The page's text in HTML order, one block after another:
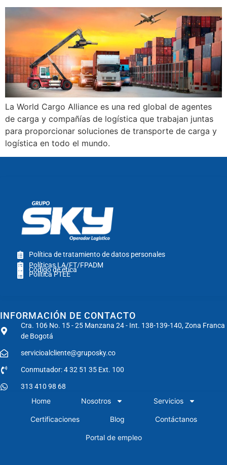
La World Cargo Alliance es una red global de agentes
de carga y compañías de logística que trabajan juntas
para proporcionar soluciones de transporte de carga y
logística en todo el mundo.
Política de tratamiento de datos personales
Políticas LA/FT/FPADM
Código de ética
Política PTEE
INFORMACIÓN DE CONTACTO
Cra. 106 No. 15 - 25 Manzana 24 - Int. 138-139-140, Zona Franca
de Bogotá
servicioalcliente@gruposky.co
Conmutador: 4 32 51 35 Ext. 100
313 410 98 68
Home Nosotros Servicios
Certificaciones Blog Contáctanos
Portal de empleo